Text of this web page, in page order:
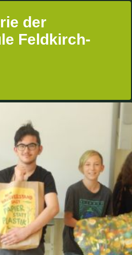
der
Feldkirch-